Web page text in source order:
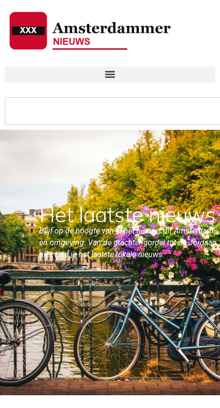
Het laatste nieuws
Blijf op de hoogte van al het nieuws uit Amsterdam
en omgeving. Van de grachtengordel tot de Jordaan,
hier vind je het laatste lokale nieuws.